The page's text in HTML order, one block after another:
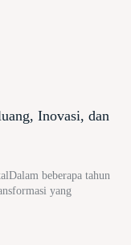
Inovasi, dan
beberapa tahun
yang